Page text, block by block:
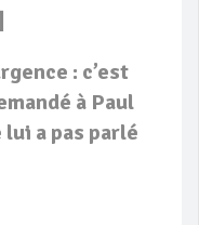
: c’est
à Paul
a pas parlé